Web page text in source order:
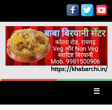
https://khabarchi.in/
☰